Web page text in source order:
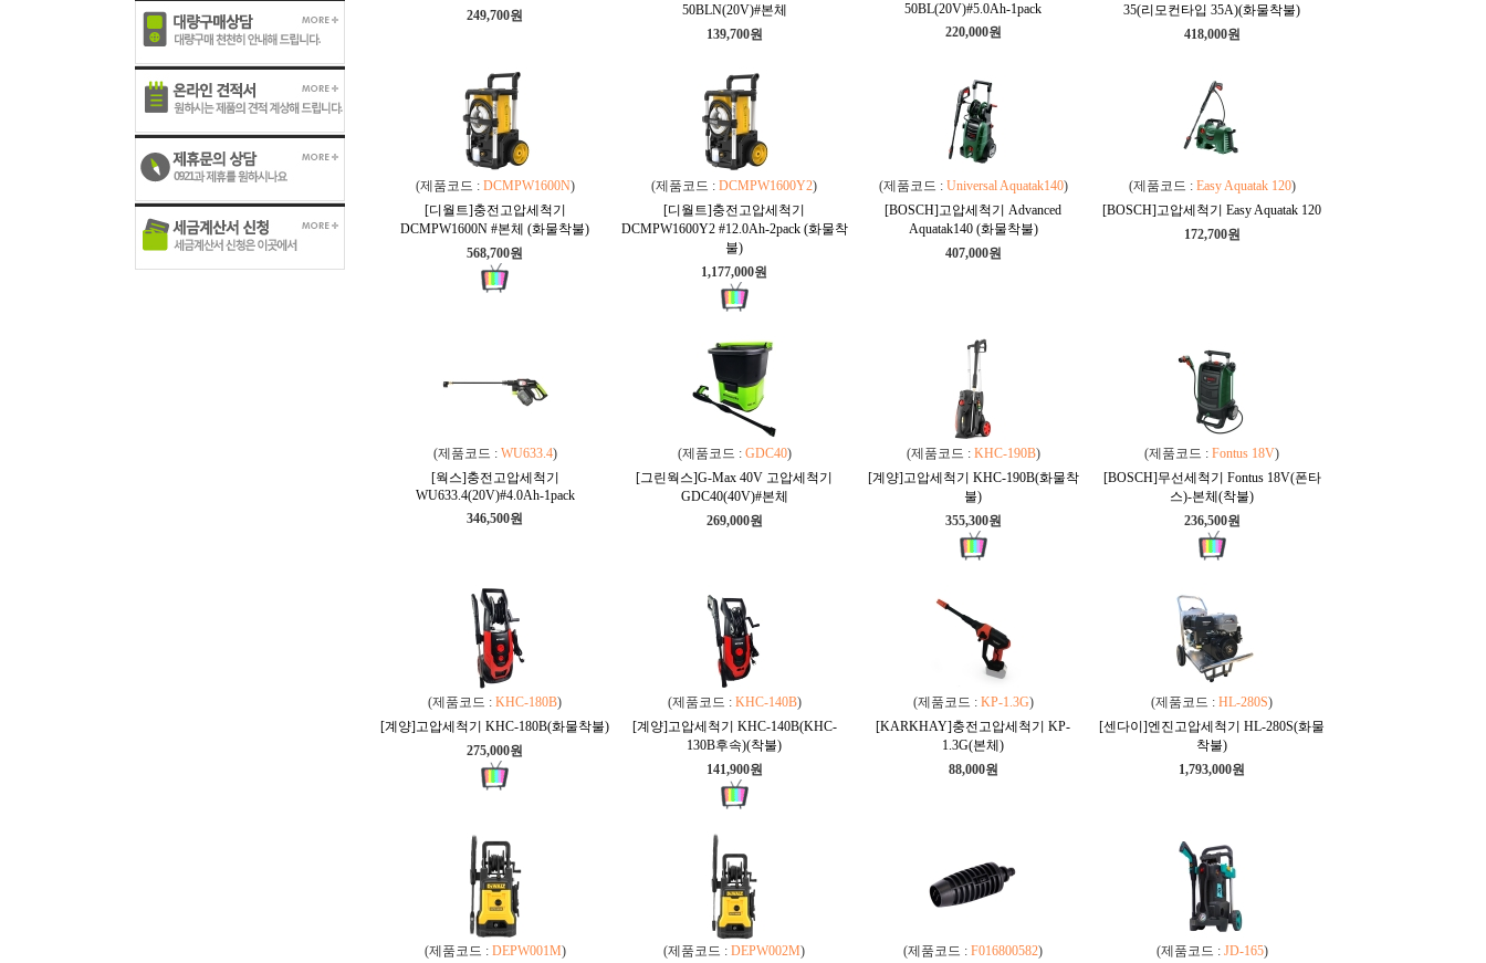
249,700원
50BLN(20V)#본체
139,700원
50BL(20V)#5.0Ah-1pack
220,000원
35(리모컨타입 35A)(화물착불)
418,000원
(제품코드 : DCMPW1600N)
[디월트]충전고압세척기
DCMPW1600N #본체 (화물착불)
568,700원
(제품코드 : DCMPW1600Y2)
[디월트]충전고압세척기
DCMPW1600Y2 #12.0Ah-2pack (화물착
불)
1,177,000원
(제품코드 : Universal Aquatak140)
[BOSCH]고압세척기 Advanced
Aquatak140 (화물착불)
407,000원
(제품코드 : Easy Aquatak 120)
[BOSCH]고압세척기 Easy Aquatak 120
172,700원
(제품코드 : WU633.4)
[웍스]충전고압세척기
WU633.4(20V)#4.0Ah-1pack
346,500원
(제품코드 : GDC40)
[그린웍스]G-Max 40V 고압세척기
GDC40(40V)#본체
269,000원
(제품코드 : KHC-190B)
[계양]고압세척기 KHC-190B(화물착
불)
355,300원
(제품코드 : Fontus 18V)
[BOSCH]무선세척기 Fontus 18V(폰타
스)-본체(착불)
236,500원
(제품코드 : KHC-180B)
[계양]고압세척기 KHC-180B(화물착불)
275,000원
(제품코드 : KHC-140B)
[계양]고압세척기 KHC-140B(KHC-
130B후속)(착불)
141,900원
(제품코드 : KP-1.3G)
[KARKHAY]충전고압세척기 KP-
1.3G(본체)
88,000원
(제품코드 : HL-280S)
[센다이]엔진고압세척기 HL-280S(화물
착불)
1,793,000원
(제품코드 : DEPW001M)
(제품코드 : DEPW002M)
(제품코드 : F016800582)
(제품코드 : JD-165)